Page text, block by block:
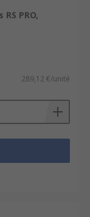
PRO,
289,12 €/unité